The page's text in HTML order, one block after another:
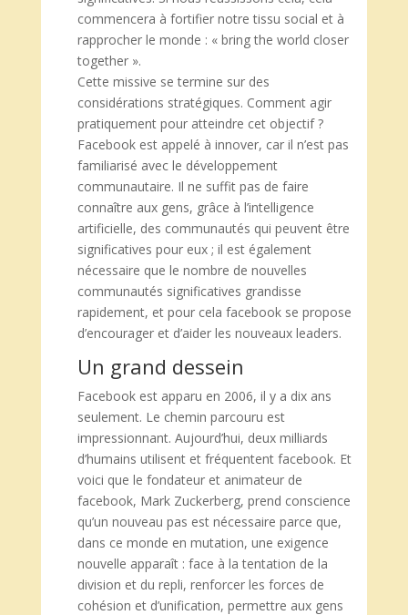
commencera à fortifier notre tissu social et à
rapprocher le monde : « bring the world closer
together ».
Cette missive se termine sur des
considérations stratégiques. Comment agir
pratiquement pour atteindre cet objectif ?
Facebook est appelé à innover, car il n’est pas
familiarisé avec le développement
communautaire. Il ne suffit pas de faire
connaître aux gens, grâce à l’intelligence
artificielle, des communautés qui peuvent être
significatives pour eux ; il est également
nécessaire que le nombre de nouvelles
communautés significatives grandisse
rapidement, et pour cela facebook se propose
d’encourager et d’aider les nouveaux leaders.
Un grand dessein
Facebook est apparu en 2006, il y a dix ans
seulement. Le chemin parcouru est
impressionnant. Aujourd’hui, deux milliards
d’humains utilisent et fréquentent facebook. Et
voici que le fondateur et animateur de
facebook, Mark Zuckerberg, prend conscience
qu’un nouveau pas est nécessaire parce que,
dans ce monde en mutation, une exigence
nouvelle apparaît : face à la tentation de la
division et du repli, renforcer les forces de
cohésion et d’unification, permettre aux gens